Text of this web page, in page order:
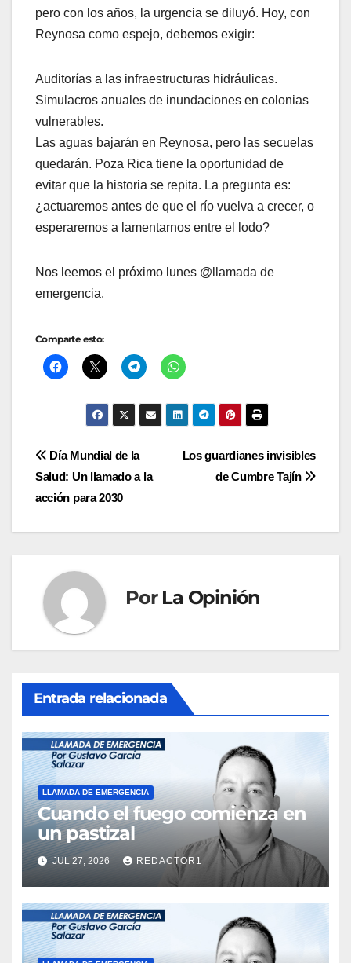
pero con los años, la urgencia se diluyó. Hoy, con
Reynosa como espejo, debemos exigir:
Auditorías a las infraestructuras hidráulicas.
Simulacros anuales de inundaciones en colonias
vulnerables.
Las aguas bajarán en Reynosa, pero las secuelas
quedarán. Poza Rica tiene la oportunidad de
evitar que la historia se repita. La pregunta es:
¿actuaremos antes de que el río vuelva a crecer, o
esperaremos a lamentarnos entre el lodo?
Nos leemos el próximo lunes @llamada de
emergencia.
Comparte esto:
Navegación
de
entradas
Los guardianes invisibles
de Cumbre Tajín
Día Mundial de la
Salud: Un llamado a la
acción para 2030
Por La Opinión
Entrada relacionada
LLAMADA DE EMERGENCIA
Cuando el fuego comienza en
un pastizal
JUL 27, 2026 REDACTOR1